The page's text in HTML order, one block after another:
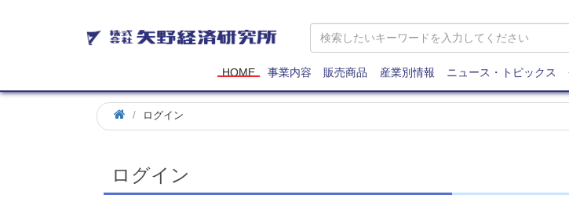
矢
野
研
究
所
HOME 事業内容 販売商品 産業別情報 ニュース・トピックス
ログイン
ログイン